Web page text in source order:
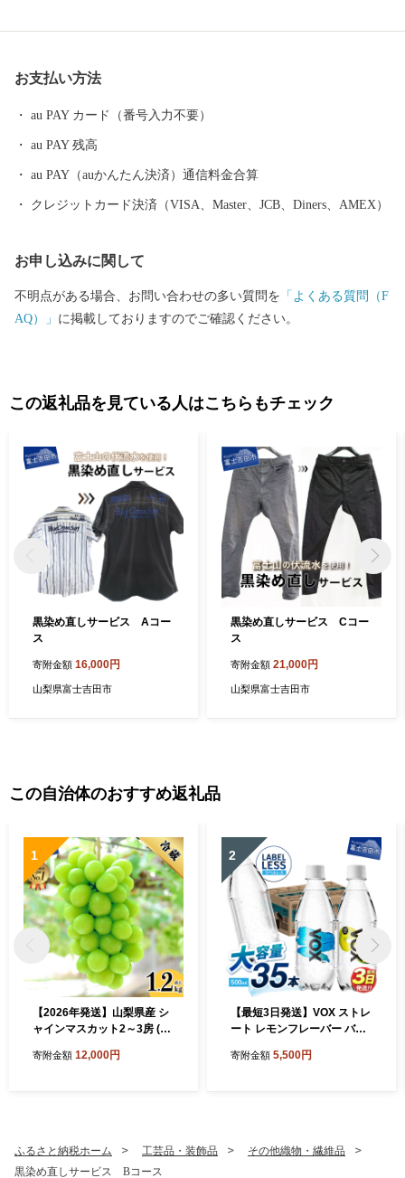
お支払い方法
au PAY カード（番号入力不要）
au PAY 残高
au PAY（auかんたん決済）通信料金合算
クレジットカード決済（VISA、Master、JCB、Diners、AMEX）
お申し込みに関して
不明点がある場合、お問い合わせの多い質問を 「よくある質問（F
AQ）」 に掲載しておりますのでご確認ください。
この返礼品を見ている人はこちらもチェック
黒染め直しサービス Aコー
ス
寄附金額 16,000円
山梨県富士吉田市
黒染め直しサービス Cコー
ス
寄附金額 21,000円
山梨県富士吉田市
この自治体のおすすめ返礼品
1
【2026年発送】山梨県産 シ
ャインマスカット2～3房 (1.
寄附金額 12,000円
2
【最短3日発送】VOX ストレ
ート レモンフレーバー バナ
【富士吉田市限定カートン】
寄附金額 5,500円
ふるさと納税ホーム 工芸品・装飾品
その他織物・繊維品
黒染め直しサービス Bコース